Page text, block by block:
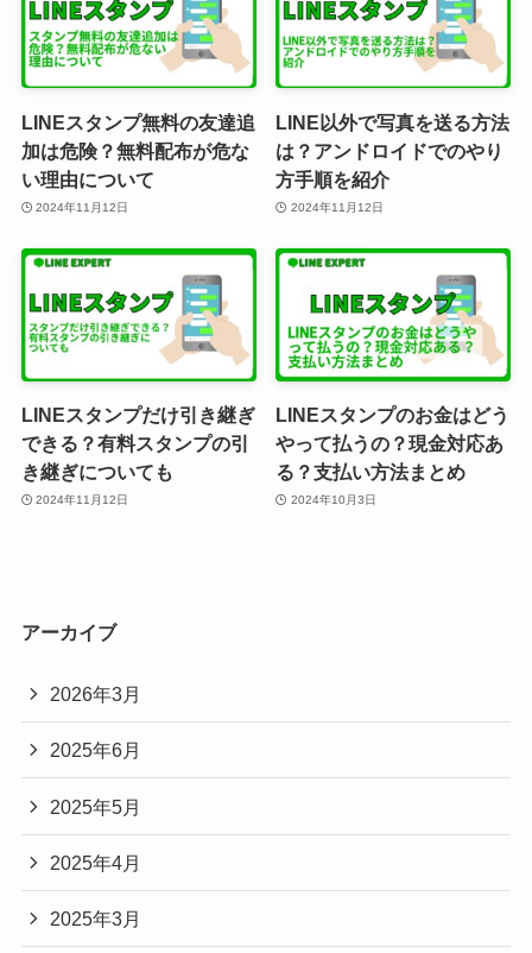
LINEスタンプ無料の友達追
加は危険？無料配布が危な
い理由について
2024年11月12日
LINE以外で写真を送る方法
は？アンドロイドでのやり
方手順を紹介
2024年11月12日
LINEスタンプだけ引き継ぎ
できる？有料スタンプの引
き継ぎについても
2024年11月12日
LINEスタンプのお金はどう
やって払うの？現金対応あ
る？支払い方法まとめ
2024年10月3日
アーカイブ
2026年3月
2025年6月
2025年5月
2025年4月
2025年3月